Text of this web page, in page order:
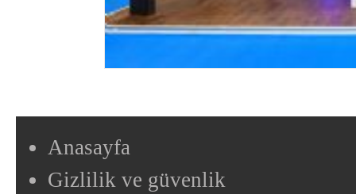
Anasayfa
Gizlilik ve güvenlik